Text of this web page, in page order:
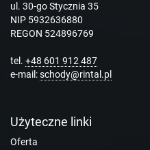
ul. 30-go Stycznia 35
NIP 5932636880
REGON 524896769
tel. +48 601 912 487
e-mail:schody@rintal.pl
Użyteczne linki
Oferta